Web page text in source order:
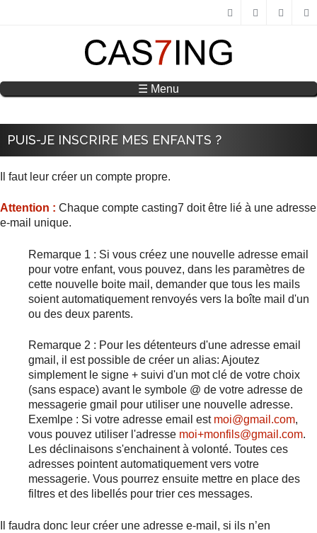
FACEBOOK
☰ Menu
PUIS-JE INSCRIRE MES ENFANTS ?
Il faut leur créer un compte propre.
Attention : Chaque compte casting7 doit être lié à une adresse
e-mail unique.
Remarque 1 : Si vous créez une nouvelle adresse email
pour votre enfant, vous pouvez, dans les paramètres de
cette nouvelle boite mail, demander que tous les mails
soient automatiquement renvoyés vers la boîte mail d'un
ou des deux parents.
Remarque 2 : Pour les détenteurs d'une adresse email
gmail, il est possible de créer un alias: Ajoutez
simplement le signe + suivi d'un mot clé de votre choix
(sans espace) avant le symbole @ de votre adresse de
messagerie gmail pour utiliser une nouvelle adresse.
Exemlpe : Si votre adresse email est moi@gmail.com,
vous pouvez utiliser l'adresse moi+monfils@gmail.com.
Les déclinaisons s'enchainent à volonté. Toutes ces
adresses pointent automatiquement vers votre
messagerie. Vous pourrez ensuite mettre en place des
filtres et des libellés pour trier ces messages.
Il faudra donc leur créer une adresse e-mail, si ils n’en